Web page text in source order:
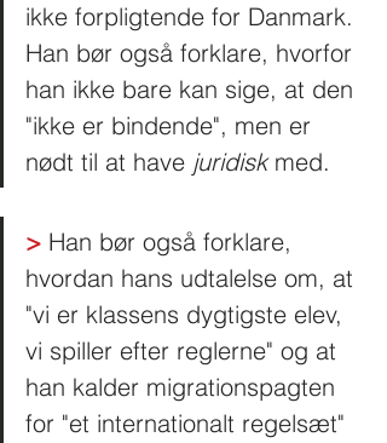
ikke forpligtende for Danmark.
Han bør også forklare, hvorfor
han ikke bare kan sige, at den
"ikke er bindende", men er
nødt til at have juridisk med.
> Han bør også forklare,
hvordan hans udtalelse om, at
"vi er klassens dygtigste elev,
vi spiller efter reglerne" og at
han kalder migrationspagten
for "et internationalt regelsæt"